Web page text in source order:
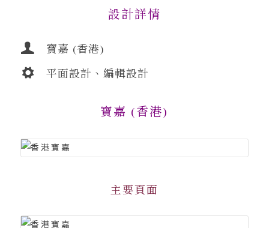
設計詳情
寶嘉 (香港)
平面設計、編輯設計
寶嘉 (香港)
主要頁面